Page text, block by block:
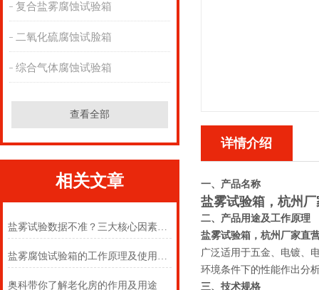
复合盐雾腐蚀试验箱
二氧化硫腐蚀试脸箱
综合气体腐蚀试验箱
查看全部
相关文章
盐雾试验数据不准？三大核心因素对试验均匀性的影响深度解析
盐雾腐蚀试验箱的工作原理及使用方法
奥科带你了解老化房的作用及用途
详情介绍
一、产品名称
盐雾试验箱，杭州
二、产品用途及工作原理
盐雾试验箱，杭州厂家直
广泛适用于五金、电镀、
环境条件下的性能作出分
三、技术规格